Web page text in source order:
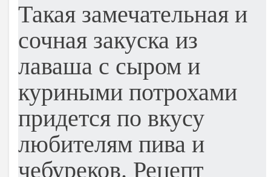
Такая замечательная и
сочная закуска из
лаваша с сыром и
куриными потрохами
придется по вкусу
любителям пива и
чебуреков. Рецепт